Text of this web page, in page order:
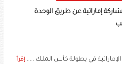
إماراتية عن طريق الوحدة
في بطولة كأس الملك ..... إقرأ